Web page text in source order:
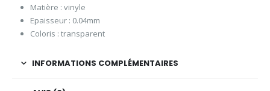
Matière : vinyle
Epaisseur : 0.04mm
Coloris : transparent
INFORMATIONS COMPLÉMENTAIRES